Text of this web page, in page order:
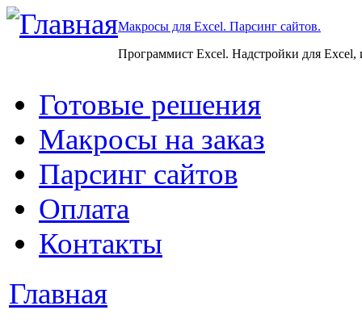
Макросы для Excel. Парсинг сайтов.
Программист Excel. Надстройки для Excel,
Готовые решения
Макросы на заказ
Парсинг сайтов
Оплата
Контакты
Главная